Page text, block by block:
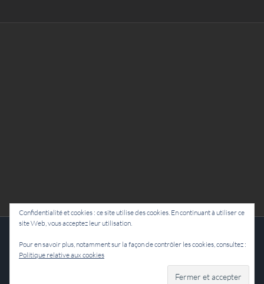
Facebook
Confidentialité et cookies : ce site utilise des cookies. En continuant à utiliser ce
site Web, vous acceptez leur utilisation.
Pour en savoir plus, notamment sur la façon de contrôler les cookies, consultez :
Politique relative aux cookies